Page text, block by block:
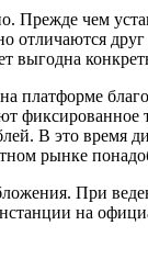
чем
выгодна
В это
рынке
При
на